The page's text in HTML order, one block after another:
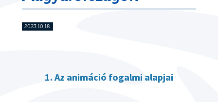
2023.10.18.
1. Az animáció fogalmi alapjai